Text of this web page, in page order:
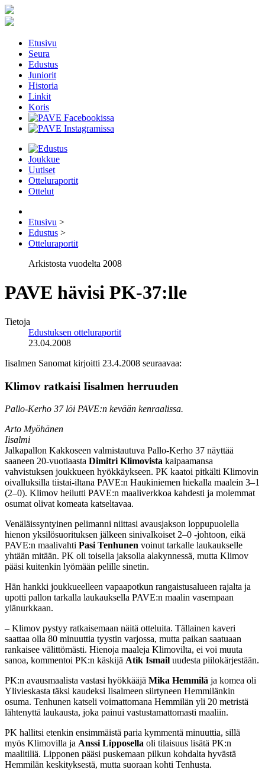
Etusivu
Seura
Edustus
Juniorit
Historia
Linkit
Koris
Joukkue
Uutiset
Otteluraportit
Ottelut
Etusivu >
Edustus >
Otteluraportit
Arkistosta vuodelta 2008
PAVE hävisi PK-37:lle
Tietoja
Edustuksen otteluraportit
23.04.2008
Iisalmen Sanomat kirjoitti 23.4.2008 seuraavaa:
Klimov ratkaisi Iisalmen herruuden
Pallo-Kerho 37 löi PAVE:n kevään kenraalissa.
Arto Myöhänen
Iisalmi
Jalkapallon Kakkoseen valmistautuva Pallo-Kerho 37 näyttää
saaneen 20-vuotiaasta Dimitri Klimovista kaipaamansa
vahvistuksen joukkueen hyökkäykseen. PK kaatoi pitkälti Klimovin
oivalluksilla tiistai-iltana PAVE:n Haukiniemen hiekalla maalein 3–1
(2–0). Klimov heilutti PAVE:n maaliverkkoa kahdesti ja molemmat
osumat olivat komeata katseltavaa.
Venäläissyntyinen pelimanni niittasi avausjakson loppupuolella
hienon yksilösuorituksen jälkeen sinivalkoiset 2–0 -johtoon, eikä
PAVE:n maalivahti Pasi Tenhunen voinut tarkalle laukaukselle
yhtään mitään. PK oli toisella jaksolla alakynnessä, mutta Klimov
pääsi kuitenkin lyömään pelille sinetin.
Hän hankki joukkueelleen vapaapotkun rangaistusalueen rajalta ja
upotti pallon tarkalla laukauksella PAVE:n maalin vasempaan
ylänurkkaan.
– Klimov pystyy ratkaisemaan näitä otteluita. Tällainen kaveri
saattaa olla 80 minuuttia tyystin varjossa, mutta paikan saatuaan
rankaisee välittömästi. Hienoja maaleja Klimovilta, ei voi muuta
sanoa, kommentoi PK:n käskijä Atik Ismail uudesta piilokärjestään.
PK:n avausmaalista vastasi hyökkääjä Mika Hemmilä ja komea oli
Ylivieskasta täksi kaudeksi Iisalmeen siirtyneen Hemmilänkin
osuma. Tenhunen katseli voimattomana Hemmilän yli 20 metristä
lähtenyttä laukausta, joka painui vastustamattomasti maaliin.
PK hallitsi etenkin ensimmäistä paria kymmentä minuuttia, sillä
myös Klimovilla ja Anssi Lipposella oli tilaisuus lisätä PK:n
maalitiliä. Lipponen pääsi puskemaan pilkun kohdalta hyvästä
Hemmilän keskityksestä, mutta suoraan kohti Tenhusta.